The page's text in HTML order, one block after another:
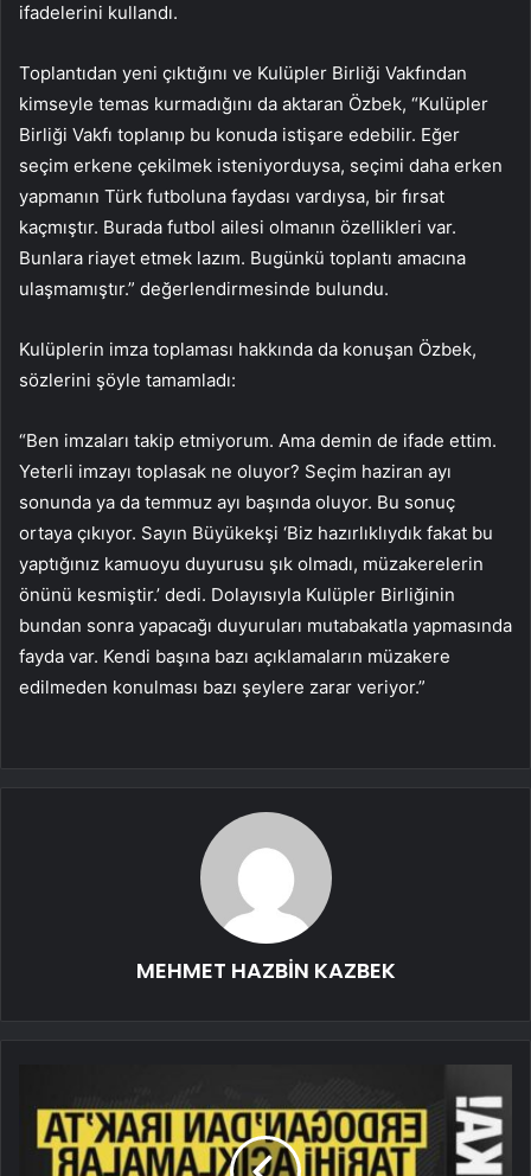
ifadelerini kullandı.
Toplantıdan yeni çıktığını ve Kulüpler Birliği Vakfından
kimseyle temas kurmadığını da aktaran Özbek, “Kulüpler
Birliği Vakfı toplanıp bu konuda istişare edebilir. Eğer
seçim erkene çekilmek isteniyorduysa, seçimi daha erken
yapmanın Türk futboluna faydası vardıysa, bir fırsat
kaçmıştır. Burada futbol ailesi olmanın özellikleri var.
Bunlara riayet etmek lazım. Bugünkü toplantı amacına
ulaşmamıştır.” değerlendirmesinde bulundu.
Kulüplerin imza toplaması hakkında da konuşan Özbek,
sözlerini şöyle tamamladı:
“Ben imzaları takip etmiyorum. Ama demin de ifade ettim.
Yeterli imzayı toplasak ne oluyor? Seçim haziran ayı
sonunda ya da temmuz ayı başında oluyor. Bu sonuç
ortaya çıkıyor. Sayın Büyükekşi ‘Biz hazırlıklıydık fakat bu
yaptığınız kamuoyu duyurusu şık olmadı, müzakerelerin
önünü kesmiştir.’ dedi. Dolayısıyla Kulüpler Birliğinin
bundan sonra yapacağı duyuruları mutabakatla yapmasında
fayda var. Kendi başına bazı açıklamaların müzakere
edilmeden konulması bazı şeylere zarar veriyor.”
MEHMET HAZBİN KAZBEK